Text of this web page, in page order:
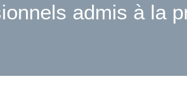
admis à la